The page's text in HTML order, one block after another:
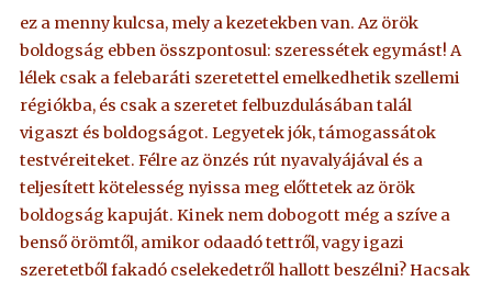
ez a menny kulcsa, mely a kezetekben van. Az örök
boldogság ebben összpontosul: szeressétek egymást! A
lélek csak a felebaráti szeretettel emelkedhetik szellemi
régiókba, és csak a szeretet felbuzdulásában talál
vigaszt és boldogságot. Legyetek jók, támogassátok
testvéreiteket. Félre az önzés rút nyavalyájával és a
teljesített kötelesség nyissa meg előttetek az örök
boldogság kapuját. Kinek nem dobogott még a szíve a
benső örömtől, amikor odaadó tettről, vagy igazi
szeretetből fakadó cselekedetről hallott beszélni? Hacsak